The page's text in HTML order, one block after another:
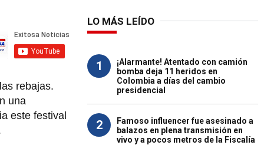
rebajas.
una
este festival
LO MÁS LEÍDO
1
¡Alarmante! Atentado con camión
bomba deja 11 heridos en
Colombia a días del cambio
presidencial
2
Famoso influencer fue asesinado a
balazos en plena transmisión en
vivo y a pocos metros de la Fiscalía